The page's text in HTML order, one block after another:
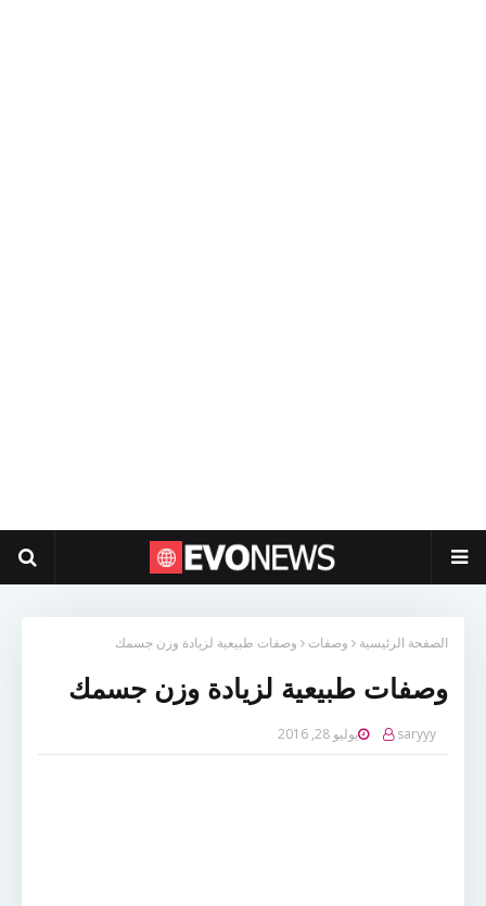
الصفحة الرئيسية وصفات وصفات طبيعية لزيادة وزن جسمك
وصفات طبيعية لزيادة وزن جسمك
saryyy يوليو 28, 2016